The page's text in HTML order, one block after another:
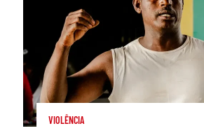
VIOLÊNCIA